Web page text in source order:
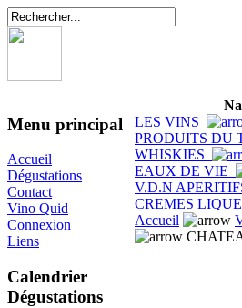
Menu principal
Accueil
Dégustations
Contact
Vino Quid
Connexion
Liens
Calendrier
Dégustations
LES VINS
PRODUITS DU
WHISKIES
EAUX DE VIE
V.D.N
CREMES
Accueil